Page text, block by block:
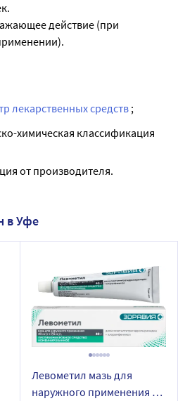
действие (при
лекарственных средств ;
химическая классификация
от производителя.
в Уфе
Левометил мазь для
наружного применения 40